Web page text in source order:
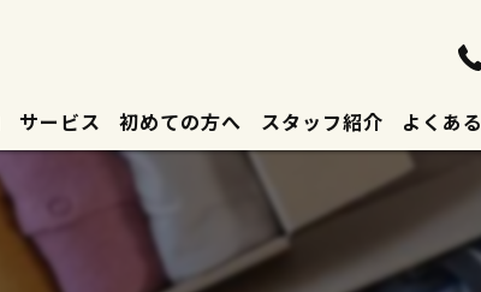
サービス 初めての方へ スタッフ紹介 よくあ